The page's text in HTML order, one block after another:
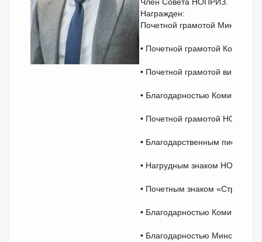
Награжден:
Почетной грамотой Минстроя
• Почетной грамотой
• Почетной грамотой вице-
• Благодарностью Комитета
• Почетной грамотой НОПРИЗ —
• Благодарственным письмом
• Нагрудным знаком НОСТРОЙ
• Почетным знаком
• Благодарностью Комитета
• Благодарностью Минстроя